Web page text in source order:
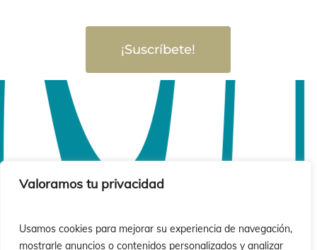
Valoramos tu privacidad
Usamos cookies para mejorar su experiencia de navegación,
mostrarle anuncios o contenidos personalizados y analizar
¡Suscríbete!